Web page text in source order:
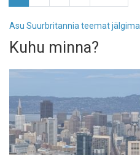
leht
leht leht
Asu Suurbritannia teemat jälgima
Kuhu minna?